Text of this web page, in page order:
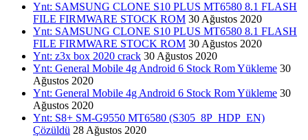
Ynt: SAMSUNG CLONE S10 PLUS MT6580 8.1 FLASH
FILE FIRMWARE STOCK ROM 30 Ağustos 2020
Ynt: SAMSUNG CLONE S10 PLUS MT6580 8.1 FLASH
FILE FIRMWARE STOCK ROM 30 Ağustos 2020
Ynt: z3x box 2020 crack 30 Ağustos 2020
Ynt: General Mobile 4g Android 6 Stock Rom Yükleme 30
Ağustos 2020
Ynt: General Mobile 4g Android 6 Stock Rom Yükleme 30
Ağustos 2020
Ynt: S8+ SM-G9550 MT6580 (S305_8P_HDP_EN)
Çözüldü 28 Ağustos 2020